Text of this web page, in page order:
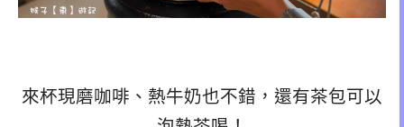
來杯現磨咖啡、熱牛奶也不錯，還有茶包可以